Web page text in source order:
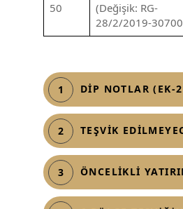
50
(Değişik: RG-
28/2/2019-
1 DİP NOTLAR (EK-
2 TEŞVİK
3 ÖNCELİKLİ